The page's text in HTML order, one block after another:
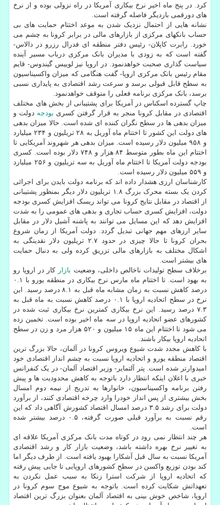
کرد. در پنج ماه اخیر نرخ بیکاری آمریکا در راه نزولی بوده و از نرخ
های دورقمی باردیگر فاصله گرفته است.
نشانه هایی از احتمال نزدیک شدن به موعد اختتام حمایت های بی
حساب بانکهای مرکزی از بازارهای مالی در برابر کرونا به چشم می
خورد. رابرت کاپلان- رئیس دفتر منطقه ای فدرال رزرو در دالاس-
گفته است که به زودی با مدیران بانک مرکزی درباب مسیر آینده
سیاست گذاری صحبت خواهدنمود. در اروپا نیز لوییس گیندوس- قایم
مقام رئیس بانک مرکزی اروپا- گفت هنگامی که میزان واکسیناسیون
به سطح قابل قبولی برسد و سرعت رشد اقتصادی به پایداری نسبی
برسد، بانک مرکزی برنامه فعلی را متوقف خواهدنمود.
چاپ گسترده اسکناس در آمریکا برای پشتیبانی از بخش های مختلف
اقتصادی در مقابل کرونا منجر به قرار گرفتن کسری بودجه دولت و
میزان بدهی ها در سطح نگران کننده ای شده است. حالا میزان بدهی
های دولت این کشور تا اختتام ماه آوریل به ۲۸ تریلیون و ۲۳۴ میلیارد
و ۹۵۸ میلیون دلار رسیده است. میزان بدهی هر شهروند آمریکایی تا
اختتام این ماه بطور متوسط ۸۴ هزار و ۷۴۸ دلار بوده است. کسری
بودجه دولت آمریکا تا اختتام ماه آوریل به سه تریلیون و ۲۵۶ میلیارد
و ۵۵۹ میلیون دلار رسیده است.
کارشناسان ارزی هشدار داده اند که برنامه دولت بایدن برای اجرائی
کردن یک بسته محرک بزرگ ۱.۸ تریلیون دلار دیگر بمنظور پشتیبانی
از اقتصاد در مقابل نتایج کرونا می تواند ریسک افزایش کسری بودجه
دولت، افزایش کسری حساب تجاری و بدهی های عمومی را به شدت
افزایش دهد که این مسایل می توانند به پاشنه آشیل دلار در مقابل
سایر ارزهای مهم جهانی تبدیل گردد. دولت آمریکا از زمان شروع
بحران کرونا تا حالا چیزی در حدود ۲.۷ تریلیون دلار نقدینگی به
اشکال مختلف به بازارهای مالی تزریق کرده ولی به دنبال حمایت
های بیشتر است.
برخلاف سطح تولیدات ناخالص داخلی، وضعیت بازار کار در اروپا رو
به بهود است. تا اختتام ماه مارس نرخ بیکاری در منطقه یورو با ۰.۱
درصد کاهش نسبت به زمان مشابه ماه قبل به ۸.۱ درصد رسید. این
نرخ در سطح اتحادیه اروپا با ۰.۱ درصد کاهش نسبت به ماه قبل به
۷.۳ درصد رسید. این نرخ بیکاری کمترین نرخ بیکاری ثبت شده در
کشورهای عضو اتحادیه اروپا در سه ماه اخیر بوده است. تخمین زده
می شود تا اختتام این ماه ۱۵ میلیون و ۵۲۰ هزار مرد و زن در سطح
اتحادیه اروپا بیکار باشند.
با کاهش مجدد شدت شیوع ویروس کرونا در آلمان، حالا بزرگ ترین
اقتصاد منطقه یورو و اتحادیه اروپا نسبت به چشم انداز اقتصادی خود
امیدوارتر شده است. پتر آلتمایر- وزیر اقتصاد آلمان- در یک کنفرانس
خبری با اعلان اینکه انتظار دارد باتوجه به کاهش محدودیت ها و پیش
رفتن برنامه واکسیناسیون، خانوارها به تدریج از نیمه دوم امسال
بخش بیشتری از پس انداز خودرا وارد چرخه اقتصادی کنند، از برآورد
دولت برای رشد ۳.۵ درصد امسال اقتصاد کشورش آگاهی داد که این
رقم نسبت به برآورد قبلی صورت گرفته، ۰.۵ درصد بیشتر شده
است.
هر چند انتظار نمی رود در کوتاه مدت بانک مرکزی آمریکا علاقه ای
به تغییر نرخ بهره داشته باشد، وضعیت بازار کار و رشد اقتصادی
آمریکا نسبت به سال قبل آشکارا بهبود یافته است. از طرف دیگر اما
کند بودن توزیع واکسن در سطح کشورهای اروپایی تا جایی پیش رفته
که اتحادیه اروپا از شرکت استرا زنکا به سبب عمل نکردن به
تعهداتش شکایت کرده است. باتوجه به شیوع موج سوم کرونا در
اروپا، شاخص خوش بینی به اقتصاد آلمان بعنوان بزرگ ترین اقتصاد